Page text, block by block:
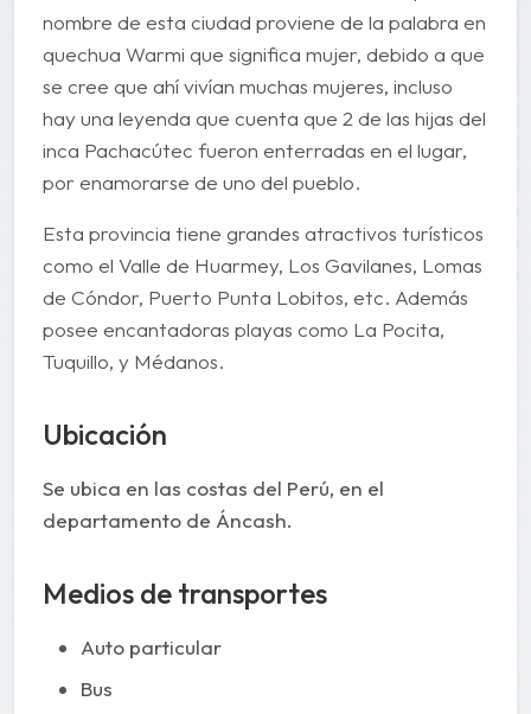
nombre de esta ciudad proviene de la palabra en
quechua Warmi que significa mujer, debido a que
se cree que ahí vivían muchas mujeres, incluso
hay una leyenda que cuenta que 2 de las hijas del
inca Pachacútec fueron enterradas en el lugar,
por enamorarse de uno del pueblo.
Esta provincia tiene grandes atractivos turísticos
como el Valle de Huarmey, Los Gavilanes, Lomas
de Cóndor, Puerto Punta Lobitos, etc. Además
posee encantadoras playas como La Pocita,
Tuquillo, y Médanos.
Ubicación
Se ubica en las costas del Perú, en el
departamento de Áncash.
Medios de transportes
Auto particular
Bus